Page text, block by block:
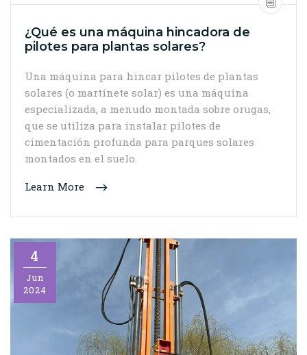
¿Qué es una máquina hincadora de
pilotes para plantas solares?
Una máquina para hincar pilotes de plantas
solares (o martinete solar) es una máquina
especializada, a menudo montada sobre orugas,
que se utiliza para instalar pilotes de
cimentación profunda para parques solares
montados en el suelo.
Learn More
4
Jun
2024